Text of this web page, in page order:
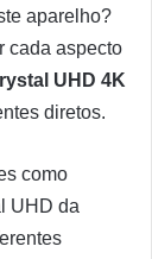
aparelho?
cada aspecto
UHD 4K
diretos.
como
UHD da